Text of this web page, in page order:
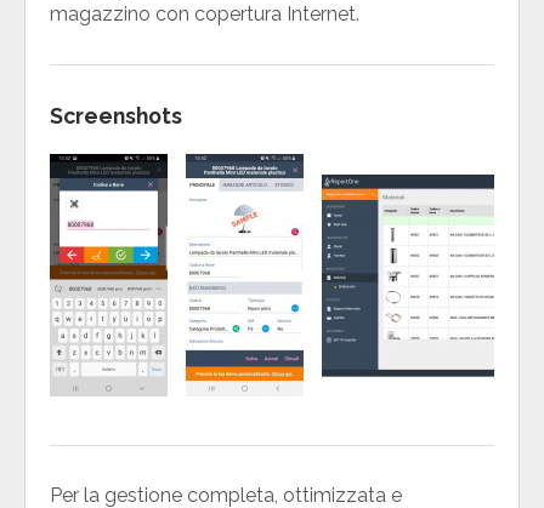
magazzino con copertura Internet.
Screenshots
Per la gestione completa, ottimizzata e